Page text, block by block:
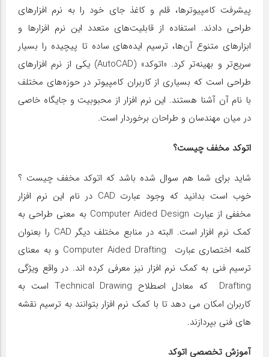
پیشرفت کامپیوترها، قلم و کاغذ جای خود را به نرم افزارهای
طراحی دادند. استفاده از قابلیت‌های متعدد این نرم افزارها و
ابزارهای متنوع آن‌ها، ترسیم ایده‌های ساده تا پیچیده را بسیار
سریع‌تر و بهینه‌تر کرد. «اتوکد» (AutoCAD) یکی از نرم افزارهای
طراحی است که بسیاری از کاربران کامپیوتر در حوزه‌های مختلف
با نام آن آشنا هستند. این نرم افزار از محبوبیت و جایگاه خاصی
در میان مهندسان و طراحان برخوردار است.
اتوکد مخفف چیست؟
شاید برای شما هم سوال شده باشد که اتوکد مخفف چیست ؟
خوب است بدانید که وجود عبارت CAD در نام این نرم افزار
مخففی از عبارت Computer Aided Design به معنی طراحی به
کمک نرم افزار است. البته در منابع مختلف دیگر CAD را بعنوان
کلمه اختصاری عبارت Computer Aided Drafting و به معنای
ترسیم فنی به کمک نرم افزار نیز معرفی کرده اند. در واقع ویژگی
Drafting که معادل اصطلاح Technical Drawing است به
کاربران امکان می دهد تا با کمک نرم افزار بتوانند به ترسیم نقشه
های فنی بپردازند.
آموزش تخصصی اتوکد